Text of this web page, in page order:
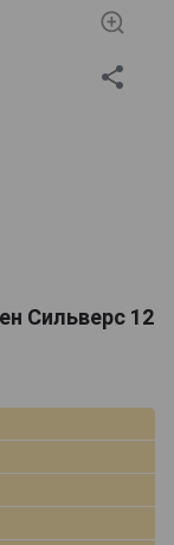
Сильверс 12